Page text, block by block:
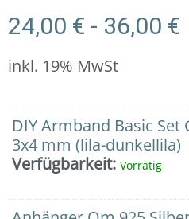
24,00 € - 36,00 €
inkl. 19% MwSt
DIY Armband Basic Set
3x4 mm (lila-dunkellila)
Verfügbarkeit: Vorrätig
Armband:
Facettierte
Glasperlen
mit
Anhänger